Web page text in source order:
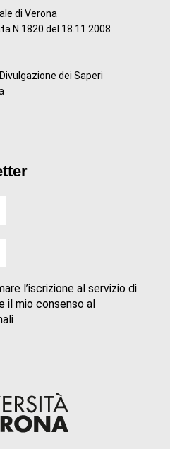
di Verona
N.1820 del 18.11.2008
dei Saperi
l’iscrizione al servizio di
il mio consenso al